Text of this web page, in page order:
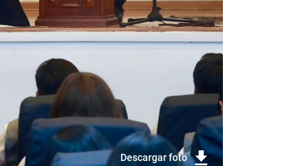
Descargar foto